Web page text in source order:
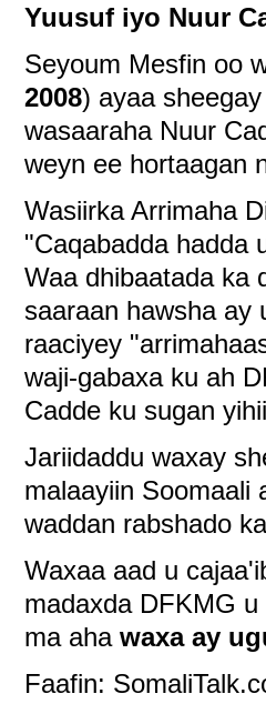
Yuusuf iyo Nuur
Seyoum Mesfin oo
2008) ayaa
wasaaraha Nuur
weyn ee hortaagan
Wasiirka Arrimaha
"Caqabadda hadda
Waa dhibaatada ka
saaraan hawsha ay
raaciyey
waji-gabaxa ku ah
Cadde ku sugan
Jariidaddu waxay
malaayiin Soomaali
waddan rabshado
Waxaa aad u
madaxda DFKMG
ma ahawaxa ay
Faafin: